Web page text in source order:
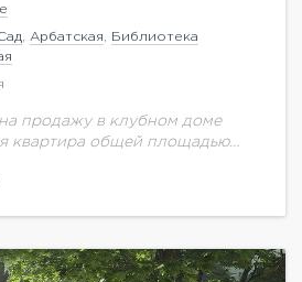
Арбатская
Библиотека
продажу в клубном доме
квартира общей площадью
переулке Москвы — это